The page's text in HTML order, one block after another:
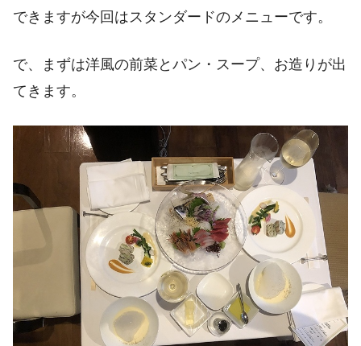
できますが今回はスタンダードのメニューです。
で、まずは洋風の前菜とパン・スープ、お造りが出
てきます。